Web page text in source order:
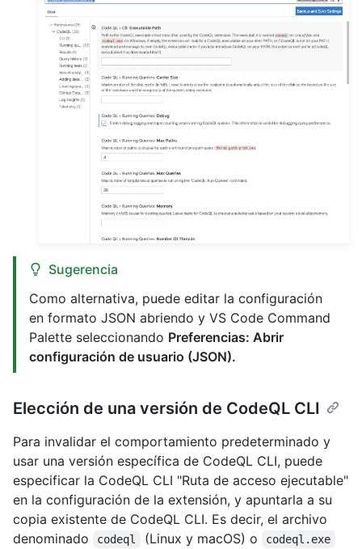
Sugerencia
Como alternativa, puede editar la configuración
en formato JSON abriendo y VS Code Command
Palette seleccionando Preferencias: Abrir
configuración de usuario (JSON).
Elección de una versión de CodeQL CLI
Para invalidar el comportamiento predeterminado y
usar una versión específica de CodeQL CLI, puede
especificar la CodeQL CLI "Ruta de acceso ejecutable"
en la configuración de la extensión, y apuntarla a su
copia existente de CodeQL CLI. Es decir, el archivo
denominado
codeql (Linux y macOS) o codeql.exe